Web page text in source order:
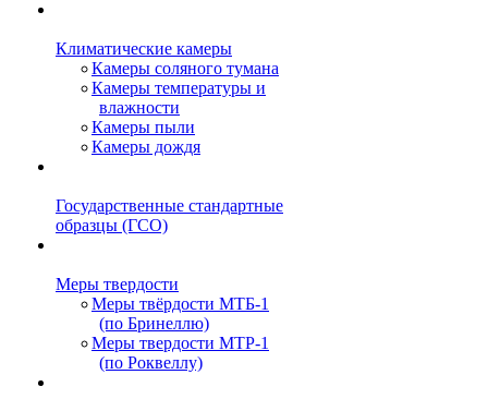
Климатические камеры
Камеры соляного тумана
Камеры температуры и
влажности
Камеры пыли
Камеры дождя
Государственные стандартные
образцы (ГСО)
Меры твердости
Меры твёрдости МТБ-1
(по Бринеллю)
Меры твердости МТР-1
(по Роквеллу)